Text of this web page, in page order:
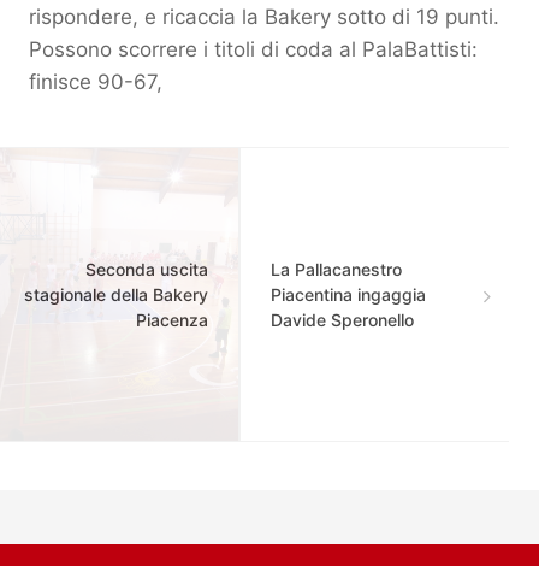
rispondere, e ricaccia la Bakery sotto di 19 punti.
Possono scorrere i titoli di coda al PalaBattisti:
finisce 90-67,
Seconda uscita
stagionale della Bakery
Piacenza
La Pallacanestro
Piacentina ingaggia
Davide Speronello